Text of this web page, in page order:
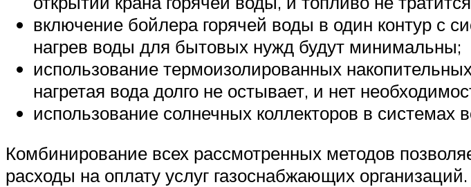
включение бойлера горячей воды в один контур с
нагрев воды для бытовых нужд будут минимальны;
использование термоизолированных
нагретая вода долго не остывает, и нет
использование солнечных коллекторов в системах
Комбинирование всех рассмотренных методов
расходы на оплату услуг газоснабжающих организаций.